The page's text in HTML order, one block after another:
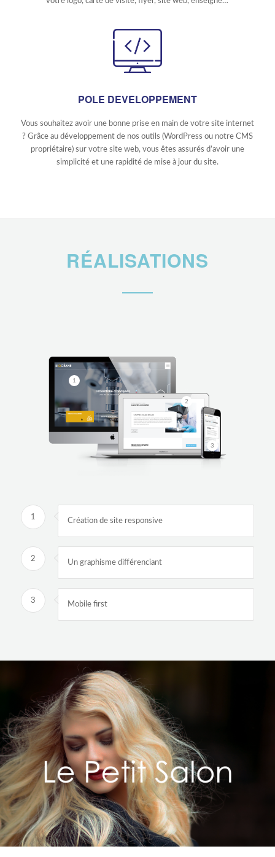
POLE DEVELOPPEMENT
Vous souhaitez avoir une bonne prise en main de votre site internet
? Grâce au développement de nos outils (WordPress ou notre CMS
propriétaire) sur votre site web, vous êtes assurés d’avoir une
simplicité et une rapidité de mise à jour du site.
RÉALISATIONS
1
2
3
1 Création de site responsive
2 Un graphisme différenciant
3 Mobile first